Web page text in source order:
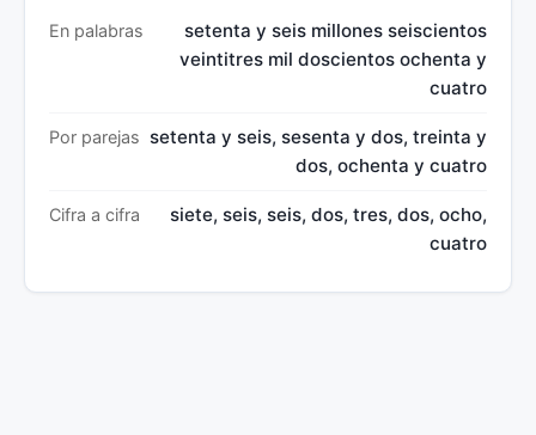
En palabras
setenta y seis millones seiscientos
veintitres mil doscientos ochenta y
cuatro
Por parejas setenta y seis, sesenta y dos, treinta y
dos, ochenta y cuatro
Cifra a cifra
siete, seis, seis, dos, tres, dos, ocho,
cuatro